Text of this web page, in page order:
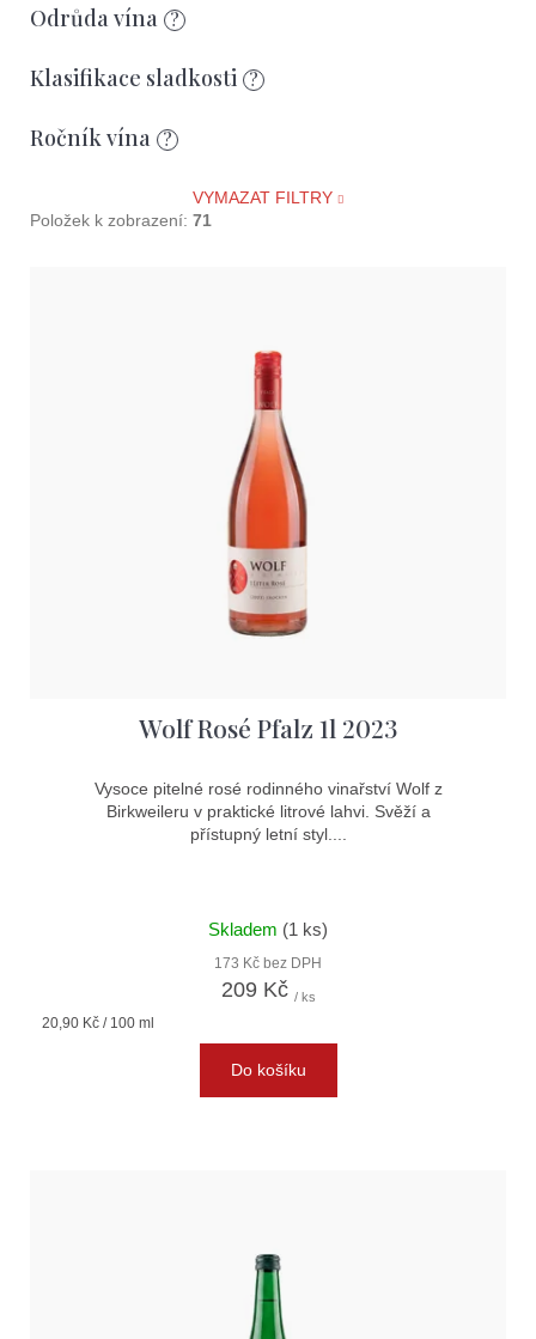
u
k
ů
Odrůda vína ?
Klasifikace sladkosti ?
Ročník vína ?
VYMAZAT FILTRY
Položek k zobrazení: 71
Wolf Rosé Pfalz 1l 2023
Vysoce pitelné rosé rodinného vinařství Wolf z
Birkweileru v praktické litrové lahvi. Svěží a
přístupný letní styl....
Skladem (1 ks)
173 Kč bez DPH
209 Kč / ks
Měrná
20,90 Kč / 100 ml
Do košíku